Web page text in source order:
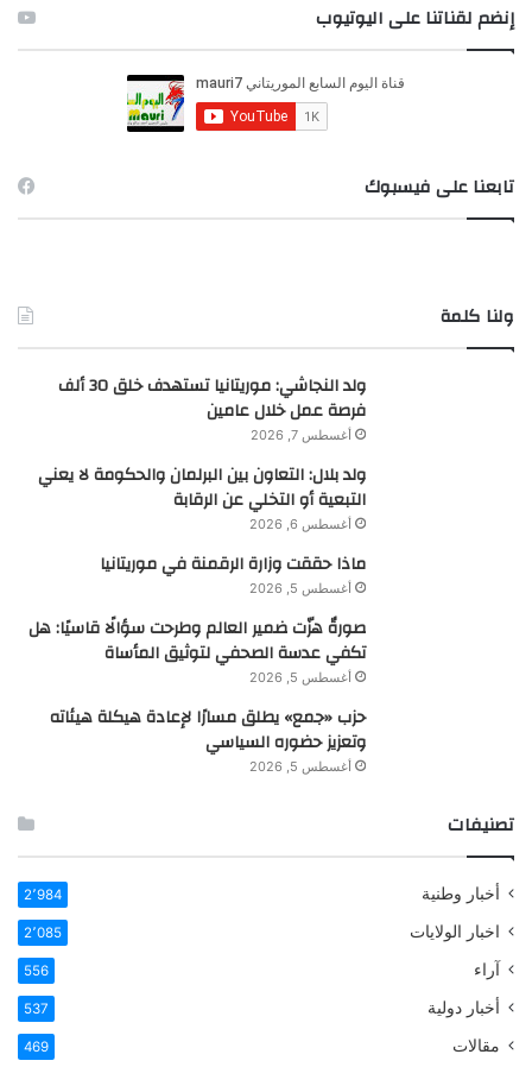
ن
:
إنضم لقناتنا على اليوتيوب
تابعنا على فيسبوك
ولنا كلمة
ولد النجاشي: موريتانيا تستهدف خلق 30 ألف
فرصة عمل خلال عامين
أغسطس 7, 2026
ولد بلال: التعاون بين البرلمان والحكومة لا يعني
التبعية أو التخلي عن الرقابة
أغسطس 6, 2026
ماذا حققت وزارة الرقمنة في موريتانيا
أغسطس 5, 2026
صورةٌ هزّت ضمير العالم وطرحت سؤالًا قاسيًا: هل
تكفي عدسة الصحفي لتوثيق المأساة
أغسطس 5, 2026
حزب «جمع» يطلق مسارًا لإعادة هيكلة هيئاته
وتعزيز حضوره السياسي
أغسطس 5, 2026
تصنيفات
أخبار وطنية 2٬984
اخبار الولايات 2٬085
آراء 556
أخبار دولية 537
مقالات 469